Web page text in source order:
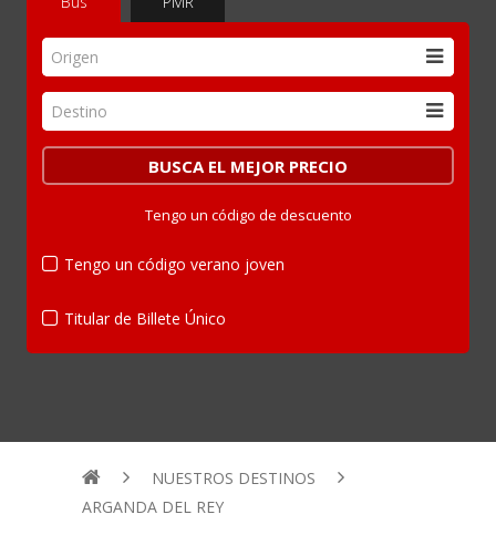
Origen
Destino
Tengo un código de descuento
Tengo un código verano joven
Titular de Billete Único
NUESTROS DESTINOS
ARGANDA DEL REY